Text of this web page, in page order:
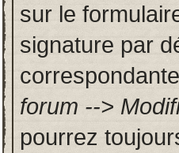
sur le
signature par
forum -->
pourrez